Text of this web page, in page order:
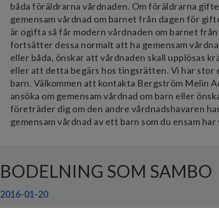
båda föräldrarna vårdnaden. Om föräldrarna
gemensam vårdnad om barnet från dagen för
är ogifta så får modern vårdnaden om barnet
fortsätter dessa normalt att ha gemensam
eller båda, önskar att vårdnaden skall upplösas
eller att detta begärs hos tingsrätten. Vi har
barn. Välkommen att kontakta Bergström Melin
ansöka om gemensam vårdnad om barn eller
företräder dig om den andre vårdnadshavaren
gemensam vårdnad av ett barn som du ensam
BODELNING SOM SAMBO
2016-01-20